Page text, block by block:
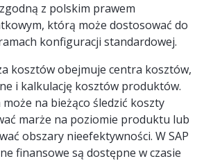
z polskim prawem
którą może dostosować do
konfiguracji standardowej.
kosztów obejmuje centra kosztów,
i kalkulację kosztów produktów.
na bieżąco śledzić koszty
marże na poziomie produktu lub
obszary nieefektywności. W SAP
finansowe są dostępne w czasie